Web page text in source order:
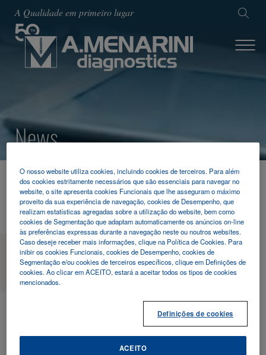
A Qualidade em primeiro lugar
News
HOME NOTICIAS & EVENTOS
2024
ECCMID 2024
MENU
ECCMID 2024
O nosso website utiliza cookies, incluindo cookies de terceiros. Para além
dos cookies estritamente necessários que são essenciais para navegar no
website, o site apresenta cookies Funcionais que lhe asseguram o máximo
proveito da sua experiência de navegação, cookies de Desempenho, que
realizam estatísticas agregadas sobre a utilização do website, bem como
cookies de Segmentação que adaptam automaticamente os anúncios on-line
às preferências expressas durante a navegação neste ou noutros websites.
Caso deseje receber mais informações, clique na Política de Cookies. Para
inibir os cookies Funcionais, cookies de Desempenho, cookies de
Segmentação e/ou cookies de terceiros específicos, clique em Definições de
cookies. Ao clicar em ACEITO, estará a aceitar todos os tipos de cookies
mencionados.
Definições de cookies
ACEITO